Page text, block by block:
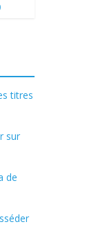
titres
sur
de